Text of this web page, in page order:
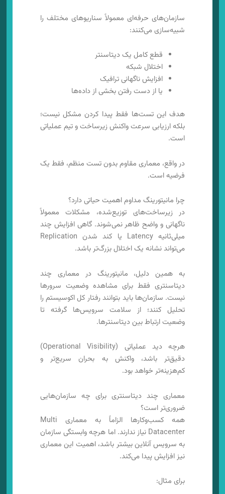
سازمان‌های حرفه‌ای معمولاً سناریوهای مختلف را
شبیه‌سازی می‌کنند:
قطع کامل یک دیتاسنتر
اختلال شبکه
افزایش ناگهانی ترافیک
یا از دست رفتن بخشی از داده‌ها
هدف این تست‌ها فقط پیدا کردن مشکل نیست؛
بلکه ارزیابی سرعت واکنش زیرساخت و تیم عملیاتی
است.
در واقع، معماری مقاوم بدون تست منظم، فقط یک
فرضیه است.
چرا مانیتورینگ مداوم اهمیت حیاتی دارد؟
در زیرساخت‌های توزیع‌شده، مشکلات معمولاً
ناگهانی و واضح ظاهر نمی‌شوند. گاهی افزایش چند
میلی‌ثانیه Latency یا کند شدن Replication
می‌تواند نشانه یک اختلال بزرگ‌تر باشد.
به همین دلیل، مانیتورینگ در معماری چند
دیتاسنتری فقط برای مشاهده وضعیت سرورها
نیست. سازمان‌ها باید بتوانند رفتار کل اکوسیستم را
تحلیل کنند؛ از سلامت سرویس‌ها گرفته تا
وضعیت ارتباط بین دیتاسنترها.
هرچه دید عملیاتی (Operational Visibility)
دقیق‌تر باشد، واکنش به بحران سریع‌تر و
کم‌هزینه‌تر خواهد بود.
معماری چند دیتاسنتری برای چه سازمان‌هایی
ضروری‌تر است؟
همه کسب‌وکارها الزاماً به معماری Multi
Datacenter نیاز ندارند. اما هرچه وابستگی سازمان
به سرویس آنلاین بیشتر باشد، اهمیت این معماری
نیز افزایش پیدا می‌کند.
برای مثال: